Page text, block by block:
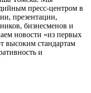
пресс-центром в
презентации,
бизнесменов и
новости «из первых
высоким стандартам
и